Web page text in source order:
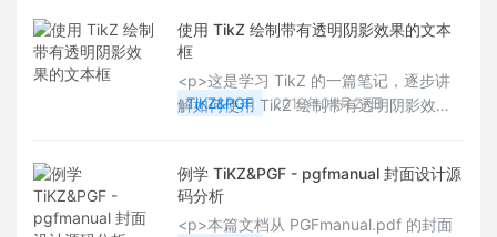
肯定是用心制作的例子。如下是节选的部
分图样例。可以到用户的 github 库里去
TiKZing！~</p>
使用 TikZ 绘制带有透明阴影效果的文本
框
<p>这是学习 TikZ 的一篇笔记，逐步讲
解如何使用 TikZ 绘制带有透明阴影效果
TiKZ&PGF 2019年04月27日
例学 TiKZ&PGF - pgfmanual 封面设计源
码分析
<p>本篇文档从 PGFmanual.pdf 的封面